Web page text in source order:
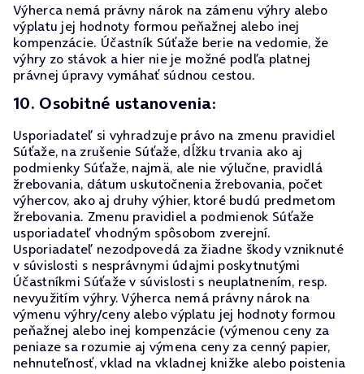
Výherca nemá právny nárok na zámenu výhry alebo
výplatu jej hodnoty formou peňažnej alebo inej
kompenzácie. Účastník Súťaže berie na vedomie, že
výhry zo stávok a hier nie je možné podľa platnej
právnej úpravy vymáhať súdnou cestou.
10. Osobitné ustanovenia:
Usporiadateľ si vyhradzuje právo na zmenu pravidiel
Súťaže, na zrušenie Súťaže, dĺžku trvania ako aj
podmienky Súťaže, najmä, ale nie výlučne, pravidlá
žrebovania, dátum uskutočnenia žrebovania, počet
výhercov, ako aj druhy výhier, ktoré budú predmetom
žrebovania. Zmenu pravidiel a podmienok Súťaže
usporiadateľ vhodným spôsobom zverejní.
Usporiadateľ nezodpovedá za žiadne škody vzniknuté
v súvislosti s nesprávnymi údajmi poskytnutými
Účastníkmi Súťaže v súvislosti s neuplatnením, resp.
nevyužitím výhry. Výherca nemá právny nárok na
výmenu výhry/ceny alebo výplatu jej hodnoty formou
peňažnej alebo inej kompenzácie (výmenou ceny za
peniaze sa rozumie aj výmena ceny za cenný papier,
nehnuteľnosť, vklad na vkladnej knižke alebo poistenia